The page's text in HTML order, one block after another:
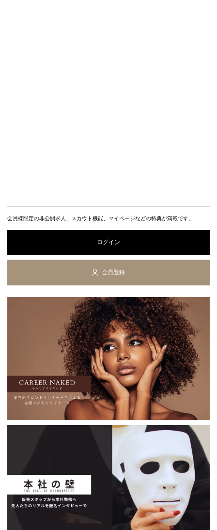
会員様限定の非公開求人、スカウト機能、マイページなどの特典が満載です。
ログイン
会員登録